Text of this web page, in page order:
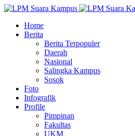
Home
Berita
Berita Terpopuler
Daerah
Nasional
Salingka Kampus
Sosok
Foto
Infografik
Profile
Pimpinan
Fakultas
UKM